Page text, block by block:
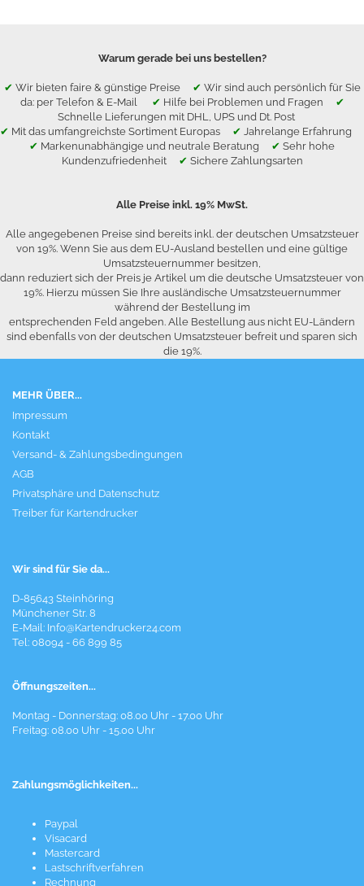
Warum gerade bei uns bestellen?
✔ Wir bieten faire & günstige Preise ✔ Wir sind auch persönlich für Sie
da: per Telefon & E-Mail ✔ Hilfe bei Problemen und Fragen ✔
Schnelle Lieferungen mit DHL, UPS und Dt. Post
✔ Mit das umfangreichste Sortiment Europas ✔ Jahrelange Erfahrung
✔ Markenunabhängige und neutrale Beratung ✔ Sehr hohe
Kundenzufriedenheit ✔ Sichere Zahlungsarten
Alle Preise inkl. 19% MwSt.
Alle angegebenen Preise sind bereits inkl. der deutschen Umsatzsteuer
von 19%. Wenn Sie aus dem EU-Ausland bestellen und eine gültige
Umsatzsteuernummer besitzen,
dann reduziert sich der Preis je Artikel um die deutsche Umsatzsteuer von
19%. Hierzu müssen Sie Ihre ausländische Umsatzsteuernummer
während der Bestellung im
entsprechenden Feld angeben. Alle Bestellung aus nicht EU-Ländern
sind ebenfalls von der deutschen Umsatzsteuer befreit und sparen sich
die 19%.
MEHR ÜBER...
Impressum
Kontakt
Versand- & Zahlungsbedingungen
AGB
Privatsphäre und Datenschutz
Treiber für Kartendrucker
Wir sind für Sie da...
D-85643 Steinhöring
Münchener Str. 8
E-Mail: Info@Kartendrucker24.com
Tel: 08094 - 66 899 85
Öffnungszeiten...
Montag - Donnerstag: 08.00 Uhr - 17.00 Uhr
Freitag: 08.00 Uhr - 15.00 Uhr
Zahlungsmöglichkeiten...
Paypal
Visacard
Mastercard
Lastschriftverfahren
Rechnung